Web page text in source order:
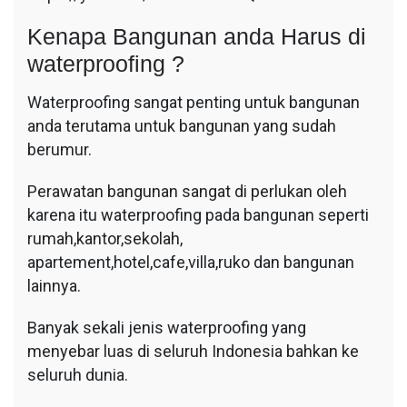
Kenapa Bangunan anda Harus di
waterproofing ?
Waterproofing sangat penting untuk bangunan
anda terutama untuk bangunan yang sudah
berumur.
Perawatan bangunan sangat di perlukan oleh
karena itu waterproofing pada bangunan seperti
rumah,kantor,sekolah,
apartement,hotel,cafe,villa,ruko dan bangunan
lainnya.
Banyak sekali jenis waterproofing yang
menyebar luas di seluruh Indonesia bahkan ke
seluruh dunia.